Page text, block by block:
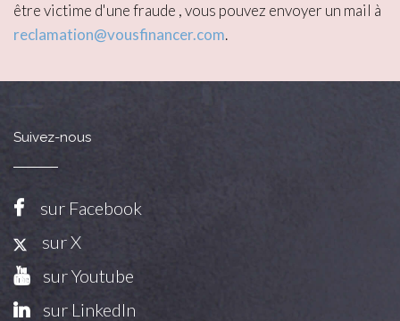
être victime d'une fraude , vous pouvez envoyer un mail à
reclamation@vousfinancer.com.
Suivez-nous
sur Facebook
sur X
sur Youtube
sur LinkedIn